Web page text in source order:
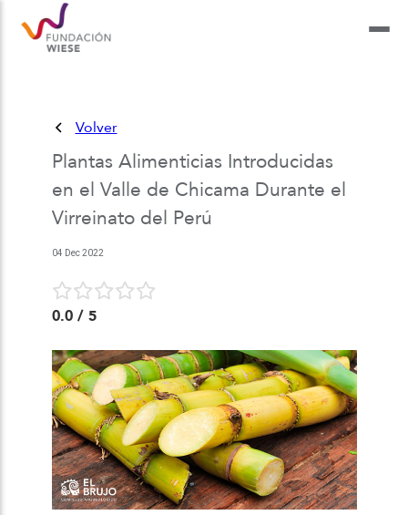
Volver
Plantas Alimenticias Introducidas
en el Valle de Chicama Durante el
Virreinato del Perú
04 Dec 2022
0.0/ 5